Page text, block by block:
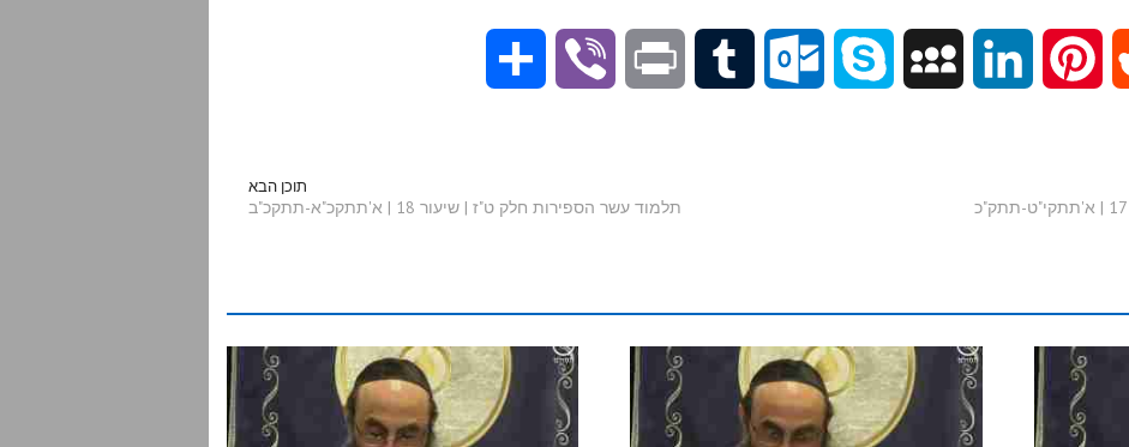
d
I
c
e
o
k
תוכן הבא
תלמוד עשר הספירות חלק ט"ז | שיעור 18 | א'תתקכ"א-תתקכ"ב